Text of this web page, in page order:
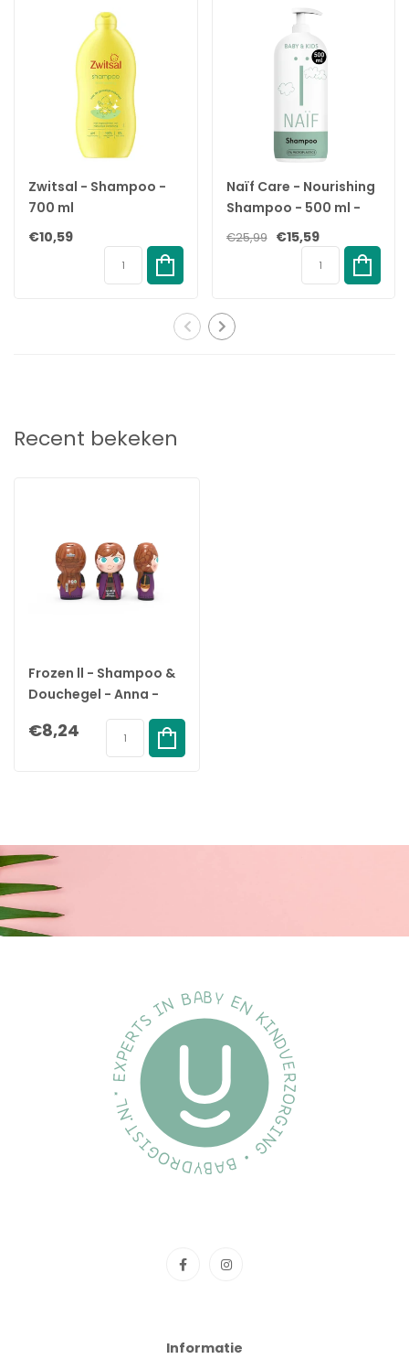
Zwitsal - Shampoo -
700 ml
€10,59
Naïf Care - Nourishing
Shampoo - 500 ml -
Met Drukpomp
€25,99 €15,59
Recent bekeken
Frozen ll - Shampoo &
Douchegel - Anna -
€8,24
Informatie